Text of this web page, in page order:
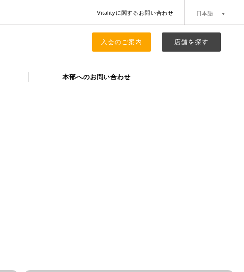
Vitalityに関するお問い合わせ
日本語
簡体中文
入会のご案内 店舗を探す
本部へのお問い合わせ